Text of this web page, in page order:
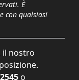
È
con qualsiasi
il nostro
o